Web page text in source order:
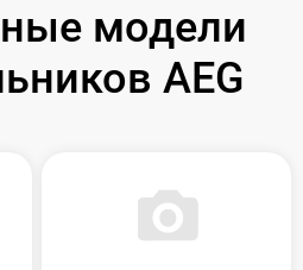
модели
AEG